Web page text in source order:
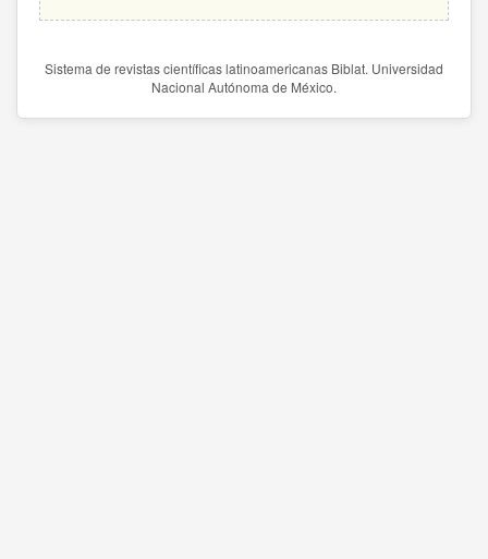
Sistema de revistas científicas latinoamericanas Biblat. Universidad
Nacional Autónoma de México.